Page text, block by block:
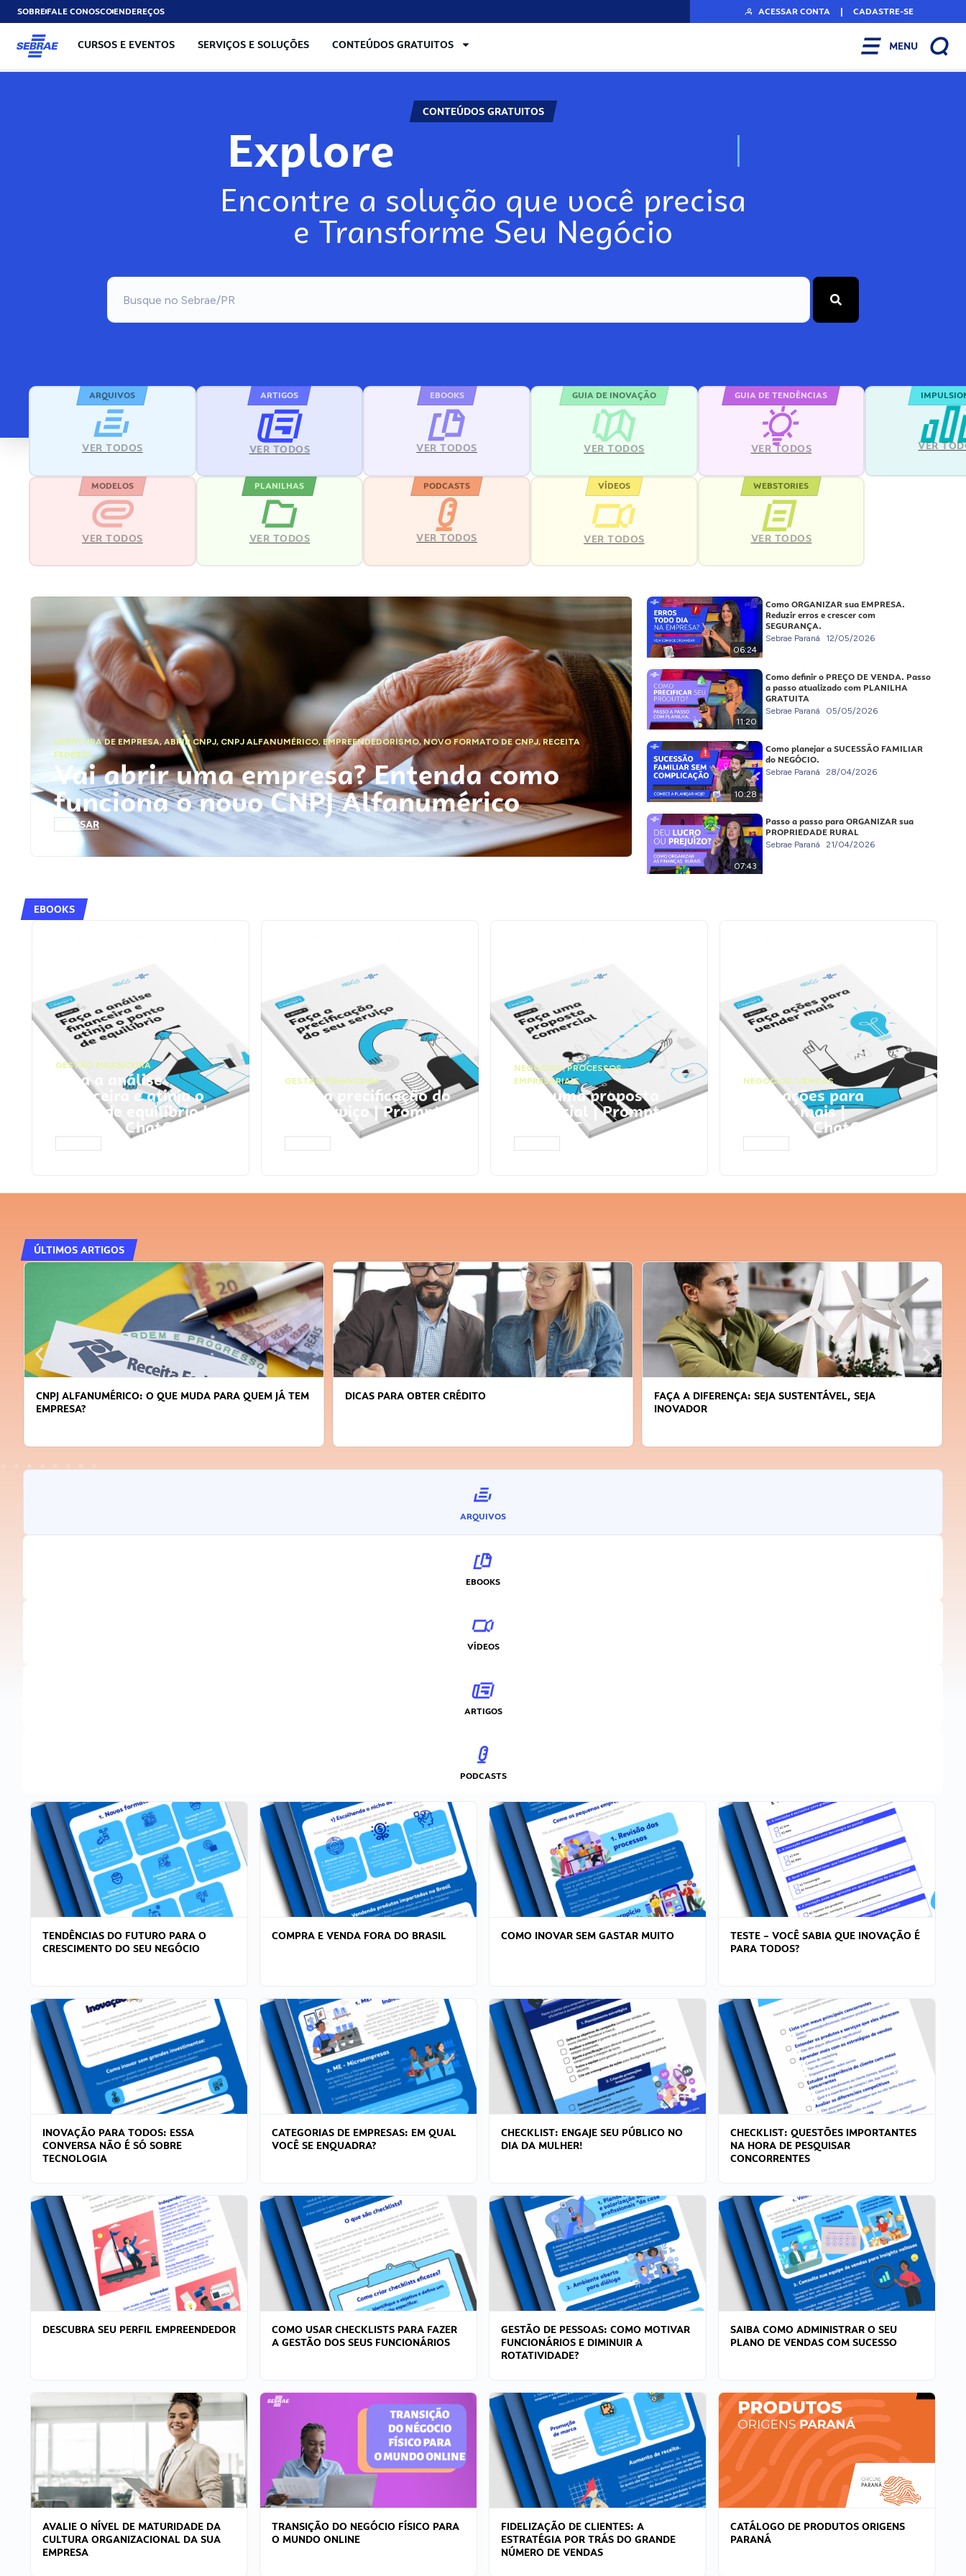
SOBREFALE CONOSCOENDEREÇOS ACESSAR CONTA | CADASTRE-SE
CURSOS E EVENTOS SERVIÇOS E SOLUÇÕES CONTEÚDOS GRATUITOS MENU
CONTEÚDOS GRATUITOS
Explore N
Encontre a solução que você precisa
e Transforme Seu Negócio
ARQUIVOS
VER TODOS
ARTIGOS
VER TODOS
EBOOKS
VER TODOS
GUIA DE INOVAÇÃO
VER TODOS
GUIA DE TENDÊNCIAS
VER TODOS VER
MODELOS
VER TODOS
PLANILHAS
VER TODOS
PODCASTS
VER TODOS
VÍDEOS
VER TODOS
WEBSTORIES
VER TODOS
ABERTURA DE EMPRESA,ABRIR CNPJ, CNPJ ALFANUMÉRICO, EMPREENDEDORISMO,NOVO FORMATO DE CNPJ,RECEITA
FEDERAL
Vai abrir uma empresa? Entenda como
funciona o novo CNPJ Alfanumérico
ACESSAR
06:24
Como ORGANIZAR sua EMPRESA.
Reduzir erros e crescer com
SEGURANÇA.
Sebrae Paraná 12/05/2026
11:20
Como definir o PREÇO DE VENDA. Passo
a passo atualizado com PLANILHA
GRATUITA
Sebrae Paraná 05/05/2026
10:28
Como planejar a SUCESSÃO FAMILIAR
do NEGÓCIO.
Sebrae Paraná 28/04/2026
07:43
Passo a passo para ORGANIZAR sua
PROPRIEDADE RURAL
Sebrae Paraná 21/04/2026
EBOOKS
GESTÃO FINANCEIRA
Faça a análise
financeira e atinja o
ponto de equilíbrio |
Prompts ChatGPT
GESTÃO FINANCEIRA
Faça a precificação do
seu serviço | Prompts
ChatGPT
NEGÓCIOS,PROCESSOS
EMPRESARIAIS
Faça uma proposta
comercial | Prompts
ChatGPT
NEGÓCIOS, VENDAS
Faça ações para
vender mais |
Prompts ChatGPT
ÚLTIMOS ARTIGOS
DICAS PARA OBTER CRÉDITO
FAÇA A DIFERENÇA: SEJA SUSTENTÁVEL, SEJA
APRENDA A GERENCIAR O SEU TEMPO
ARQUIVOS
EBOOKS
VÍDEOS
ARTIGOS
PODCASTS
TENDÊNCIAS DO FUTURO PARA O
CRESCIMENTO DO SEU NEGÓCIO
COMPRA E VENDA FORA DO BRASIL COMO INOVAR SEM GASTAR MUITO
TESTE – VOCÊ SABIA QUE INOVAÇÃO É
PARA TODOS?
INOVAÇÃO PARA TODOS: ESSA
CONVERSA NÃO É SÓ SOBRE
TECNOLOGIA
CATEGORIAS DE EMPRESAS: EM QUAL
VOCÊ SE ENQUADRA?
CHECKLIST: ENGAJE SEU PÚBLICO NO
DIA DA MULHER!
CHECKLIST: QUESTÕES IMPORTANTES
NA HORA DE PESQUISAR
CONCORRENTES
DESCUBRA SEU PERFIL EMPREENDEDOR
COMO USAR CHECKLISTS PARA FAZER
A GESTÃO DOS SEUS FUNCIONÁRIOS
GESTÃO DE PESSOAS: COMO MOTIVAR
FUNCIONÁRIOS E DIMINUIR A
ROTATIVIDADE?
SAIBA COMO ADMINISTRAR O SEU
PLANO DE VENDAS COM SUCESSO
AVALIE O NÍVEL DE MATURIDADE DA
CULTURA ORGANIZACIONAL DA SUA
EMPRESA
TRANSIÇÃO DO NEGÓCIO FÍSICO PARA
O MUNDO ONLINE
FIDELIZAÇÃO DE CLIENTES: A
ESTRATÉGIA POR TRÁS DO GRANDE
NÚMERO DE VENDAS
CATÁLOGO DE PRODUTOS ORIGENS
PARANÁ